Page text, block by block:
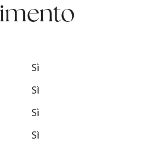
Sì
Sì
Sì
Sì